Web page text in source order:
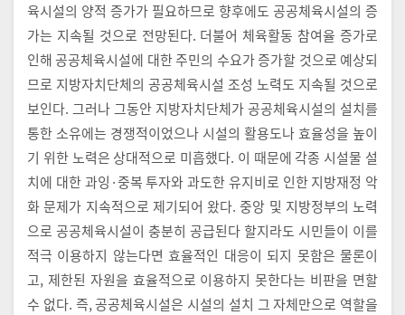
육시설의 양적 증가가 필요하므로 향후에도 공공체육시설의 증
가는 지속될 것으로 전망된다. 더불어 체육활동 참여율 증가로
인해 공공체육시설에 대한 주민의 수요가 증가할 것으로 예상되
므로 지방자치단체의 공공체육시설 조성 노력도 지속될 것으로
보인다. 그러나 그동안 지방자치단체가 공공체육시설의 설치를
통한 소유에는 경쟁적이었으나 시설의 활용도나 효율성을 높이
기 위한 노력은 상대적으로 미흡했다. 이 때문에 각종 시설물 설
치에 대한 과잉·중복 투자와 과도한 유지비로 인한 지방재정 악
화 문제가 지속적으로 제기되어 왔다. 중앙 및 지방정부의 노력
으로 공공체육시설이 충분히 공급된다 할지라도 시민들이 이를
적극 이용하지 않는다면 효율적인 대응이 되지 못함은 물론이
고, 제한된 자원을 효율적으로 이용하지 못한다는 비판을 면할
수 없다. 즉, 공공체육시설은 시설의 설치 그 자체만으로 역할을